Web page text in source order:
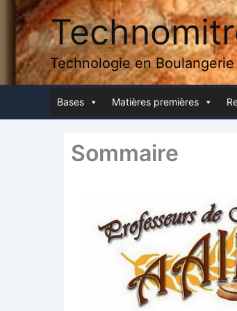
Aller
contenu
Technologie en
Bases Matières pre­mières
Som­maire